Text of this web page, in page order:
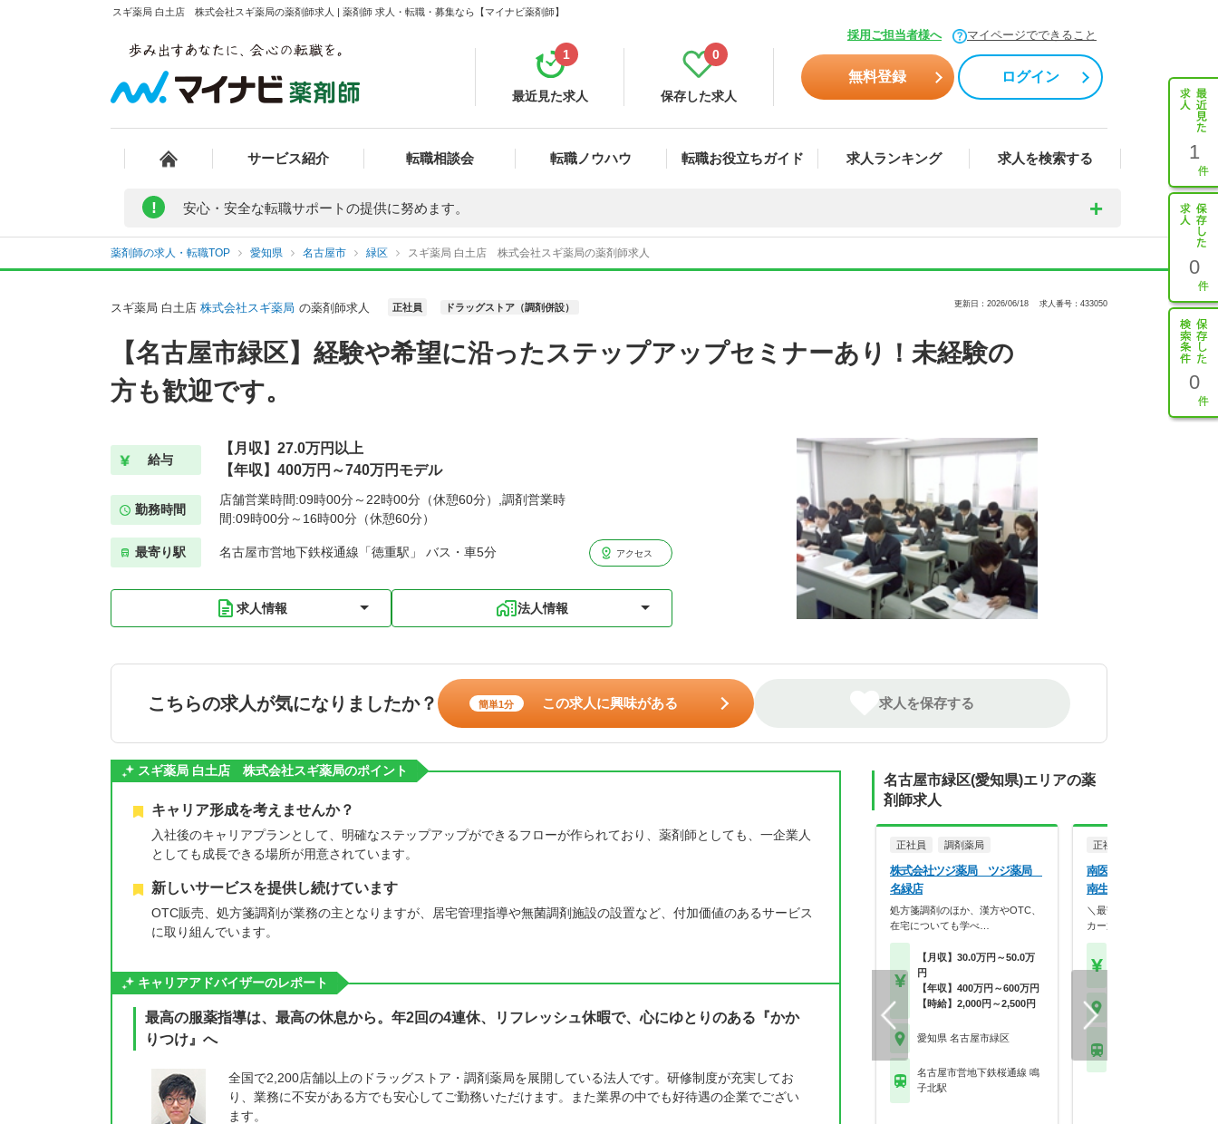
スギ薬局 白土店 株式会社スギ薬局の薬剤師求人 | 薬剤師 求人・転職・募集なら【マイナビ薬剤師】
採用ご担当者様へ マイページでできること
最近見た求人
1
保存した求人
0
無料登録 ログイン
サービス紹介 転職相談会 転職ノウハウ 転職お役立ちガイド 求人ランキング 求人を検索する 1
0
0
! 安心・安全な転職サポートの提供に努めます。
薬剤師の求人・転職TOP 愛知県 名古屋市 緑区 スギ薬局 白土店 株式会社スギ薬局の薬剤師求人
スギ薬局 白土店 株式会社スギ薬局 の薬剤師求人 正社員 ドラッグストア（調剤併設） 更新日：2026/06/18 求人番号：433050
【名古屋市緑区】経験や希望に沿ったステップアップセミナーあり！未経験の
方も歓迎です。
給与
【月収】27.0万円以上
【年収】400万円～740万円モデル
勤務時間
店舗営業時間:09時00分～22時00分（休憩60分）,調剤営業時
間:09時00分～16時00分（休憩60分）
最寄り駅 名古屋市営地下鉄桜通線「徳重駅」 バス・車5分 アクセス
求人情報 法人情報
こちらの求人が気になりましたか？ 簡単1分 この求人に興味がある 求人を保存する
スギ薬局 白土店 株式会社スギ薬局のポイント
キャリア形成を考えませんか？
入社後のキャリアプランとして、明確なステップアップができるフローが作られており、薬剤師としても、一企業人
としても成長できる場所が用意されています。
新しいサービスを提供し続けています
OTC販売、処方箋調剤が業務の主となりますが、居宅管理指導や無菌調剤施設の設置など、付加価値のあるサービス
に取り組んでいます。
キャリアアドバイザーのレポート
最高の服薬指導は、最高の休息から。年2回の4連休、リフレッシュ休暇で、心にゆとりのある『かか
りつけ』へ
全国で2,200店舗以上のドラッグストア・調剤薬局を展開している法人です。研修制度が充実してお
り、業務に不安がある方でも安心してご勤務いただけます。また業界の中でも好待遇の企業でござい
ます。
名古屋市緑区(愛知県)エリアの薬
剤師求人
正社員 調剤薬局
株式会社ツジ薬局 ツジ薬局
名緑店
処方箋調剤のほか、漢方やOTC、
在宅についても学べ…
【月収】30.0万円～50.0万
円
【年収】400万円～600万円
【時給】2,000円～2,500円
愛知県 名古屋市緑区
名古屋市営地下鉄桜通線 鳴
子北駅
正社員
南医療生活協同組合 総
南生協病院
＼最寄り駅から徒歩約3分・
カー通勤OK／学会参…